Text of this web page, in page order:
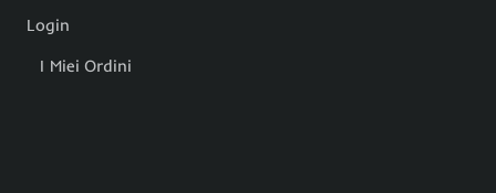
Login
I Miei Ordini